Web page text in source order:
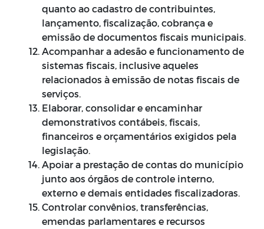
quanto ao cadastro de contribuintes,
lançamento, fiscalização, cobrança e
emissão de documentos fiscais municipais.
Acompanhar a adesão e funcionamento de
sistemas fiscais, inclusive aqueles
relacionados à emissão de notas fiscais de
serviços.
Elaborar, consolidar e encaminhar
demonstrativos contábeis, fiscais,
financeiros e orçamentários exigidos pela
legislação.
Apoiar a prestação de contas do município
junto aos órgãos de controle interno,
externo e demais entidades fiscalizadoras.
Controlar convênios, transferências,
emendas parlamentares e recursos